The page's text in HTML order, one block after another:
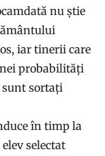
nu știe
iar tinerii care
probabilități
sunt sortați
în timp la
selectat